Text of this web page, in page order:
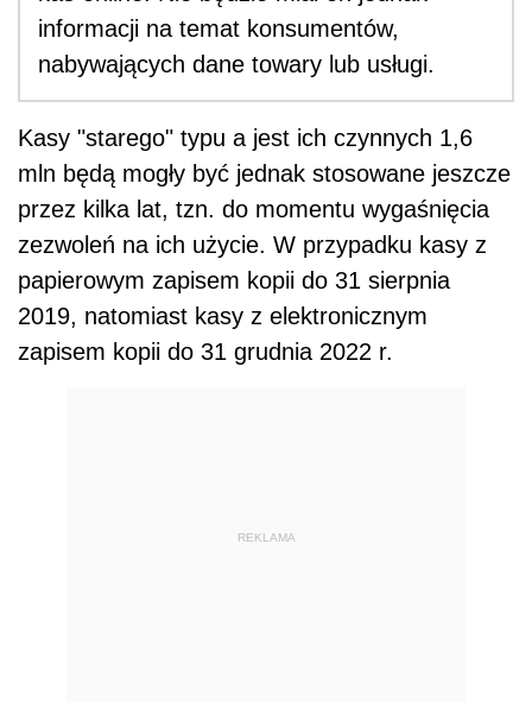
informacji na temat konsumentów,
nabywających dane towary lub usługi.
Kasy "starego" typu a jest ich czynnych 1,6
mln będą mogły być jednak stosowane jeszcze
przez kilka lat, tzn. do momentu wygaśnięcia
zezwoleń na ich użycie. W przypadku kasy z
papierowym zapisem kopii do 31 sierpnia
2019, natomiast kasy z elektronicznym
zapisem kopii do 31 grudnia 2022 r.
REKLAMA